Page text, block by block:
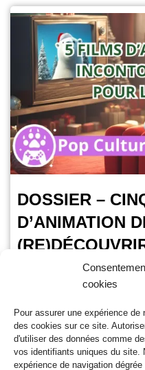
cookies
Pour assurer une expérience
des cookies sur ce site.
d'utiliser des données comme
vos identifiants uniques du site.
expérience de navigation
DOSSIER –
D’ANIMATION
15
Après les classiques de
découverte de cinq films
du père Noël. Klaus…Lire